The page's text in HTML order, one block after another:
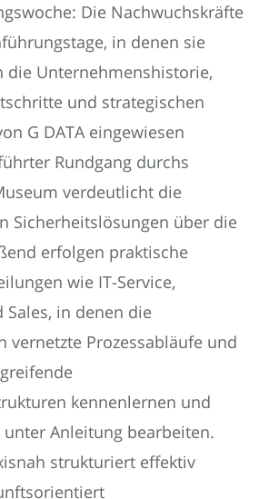
Die Nachwuchskräfte
in denen sie
die Unternehmenshistorie,
und strategischen
G DATA eingewiesen
Rundgang durchs
verdeutlicht die
Sicherheitslösungen über die
erfolgen praktische
wie IT-Service,
in denen die
vernetzte Prozessabläufe und
kennenlernen und
unter Anleitung bearbeiten.
strukturiert effektiv